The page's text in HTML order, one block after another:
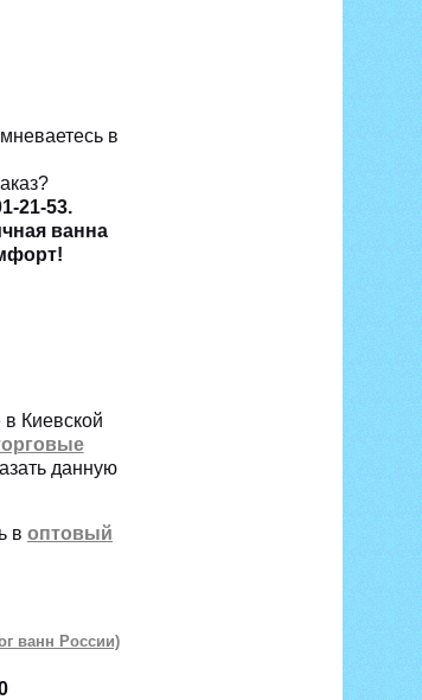
в
21-53.
ванна
Киевской
данную
в оптовый
ванн России)